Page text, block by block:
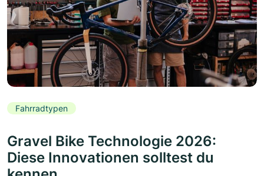
Fahrradtypen
Gravel Bike Technologie 2026:
Diese Innovationen solltest du